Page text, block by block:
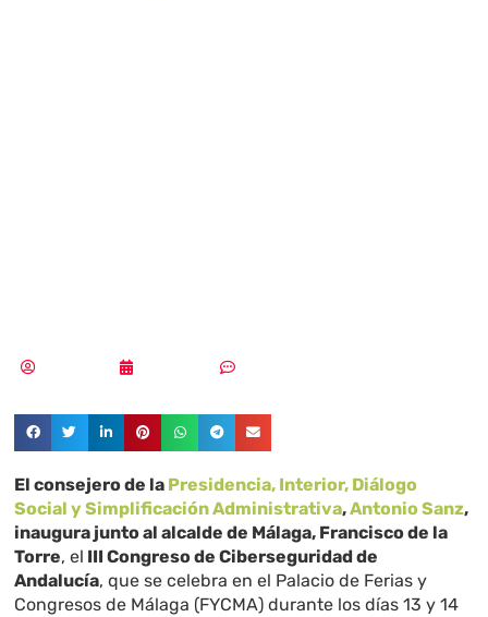
El consejero de la Presidencia, Interior, Diálogo
Social y Simplificación Administrativa,Antonio Sanz,
inaugura junto al alcalde de Málaga, Francisco de la
Torre, el III Congreso de Ciberseguridad de
Andalucía, que se celebra en el Palacio de Ferias y
Congresos de Málaga (FYCMA) durante los días 13 y 14